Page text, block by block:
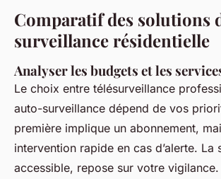
Comparatif des solutions
surveillance résidentielle
Analyser les budgets et les
Le choix entre télésurveillance
auto-surveillance dépend de vos
première implique un abonnement,
intervention rapide en cas d’alerte. La
accessible, repose sur votre